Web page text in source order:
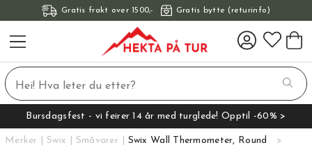
Gratis frakt over 1500,- Gratis bytte (returinfo)
Bursdagsfest - vi feirer 14 år med turglede! Opptil -60% >
Merker Swix Småvarer Swix Wall Thermometer, Round